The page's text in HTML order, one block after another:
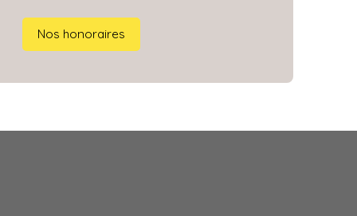
Nos honoraires